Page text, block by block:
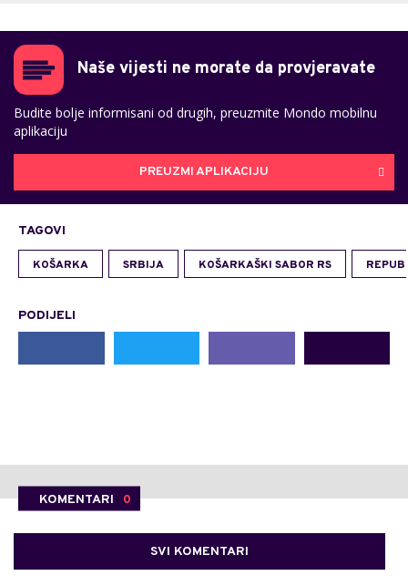
Naše vijesti ne morate da provjeravate
Budite bolje informisani od drugih, preuzmite Mondo mobilnu
aplikaciju
PREUZMI APLIKACIJU
TAGOVI
KOŠARKA SRBIJA KOŠARKAŠKI SABOR RS
PODIJELI
KOMENTARI 0
SVI KOMENTARI